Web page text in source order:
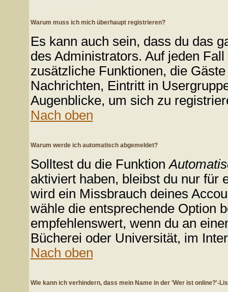
Warum muss ich mich überhaupt registrieren?
Es kann auch sein, dass du das
des Administrators. Auf jeden
zusätzliche Funktionen, die
Nachrichten, Eintritt in
Augenblicke, um sich zu
Nach oben
Warum werde ich automatisch abgemeldet?
Solltest du die Funktion
aktiviert haben, bleibst du nur für
wird ein Missbrauch deines
wähle die entsprechende Option
empfehlenswert, wenn du an
Bücherei oder Universität, im
Nach oben
Wie kann ich verhindern, dass mein Name in der 'Wer ist online?'-